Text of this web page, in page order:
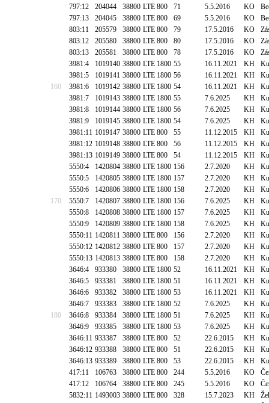
797:12
204044 38800 LTE 800 71 5.5.2016 KO
797:13
204045 38800 LTE 800 69 5.5.2016 KO
803:11
205579 38800 LTE 800 79 17.5.2016 KO
803:12
205580 38800 LTE 800 80 17.5.2016 KO
803:13
205581 38800 LTE 800 78 17.5.2016 KO
3981:4
1019140 38800 LTE 1800 55 16.11.2021 KH
3981:5
1019141 38800 LTE 1800 56 16.11.2021 KH
160
3981:6 1019142 38800 LTE 1800 54 16.11.2021 KH
3981:7
1019143 38800 LTE 1800 55 7.6.2025 KH
3981:8
1019144 38800 LTE 1800 56 7.6.2025 KH
3981:9
1019145 38800 LTE 1800 54 7.6.2025 KH
3981:11 1019147 38800 LTE 800 55 11.12.2015 KH
3981:12 1019148 38800 LTE 800 56 11.12.2015 KH
3981:13 1019149 38800 LTE 800 54 11.12.2015 KH
5550:4
1420804 38800 LTE 1800 156 2.7.2020 KH
5550:5
1420805 38800 LTE 1800 157 2.7.2020 KH
5550:6
1420806 38800 LTE 1800 158 2.7.2020 KH
170
5550:7 1420807 38800 LTE 1800 156 7.6.2025 KH
5550:8
1420808 38800 LTE 1800 157 7.6.2025 KH
5550:9
1420809 38800 LTE 1800 158 7.6.2025 KH
5550:11 1420811 38800 LTE 800 156 2.7.2020 KH
5550:12 1420812 38800 LTE 800 157 2.7.2020 KH
5550:13 1420813 38800 LTE 800 158 2.7.2020 KH
3646:4
933380 38800 LTE 1800 52 16.11.2021 KH
3646:5
933381 38800 LTE 1800 51 16.11.2021 KH
3646:6
933382 38800 LTE 1800 53 16.11.2021 KH
3646:7
933383 38800 LTE 1800 52 7.6.2025 KH
180
3646:8 933384 38800 LTE 1800 51 7.6.2025 KH
3646:9
933385 38800 LTE 1800 53 7.6.2025 KH
3646:11 933387 38800 LTE 800 52 22.6.2015 KH
3646:12 933388 38800 LTE 800 51 22.6.2015 KH
3646:13 933389 38800 LTE 800 53 22.6.2015 KH
417:11
106763 38800 LTE 800 244 5.5.2016 KO
417:12
106764 38800 LTE 800 245 5.5.2016 KO
5832:11 1493003 38800 LTE 800 328 15.7.2023 KH